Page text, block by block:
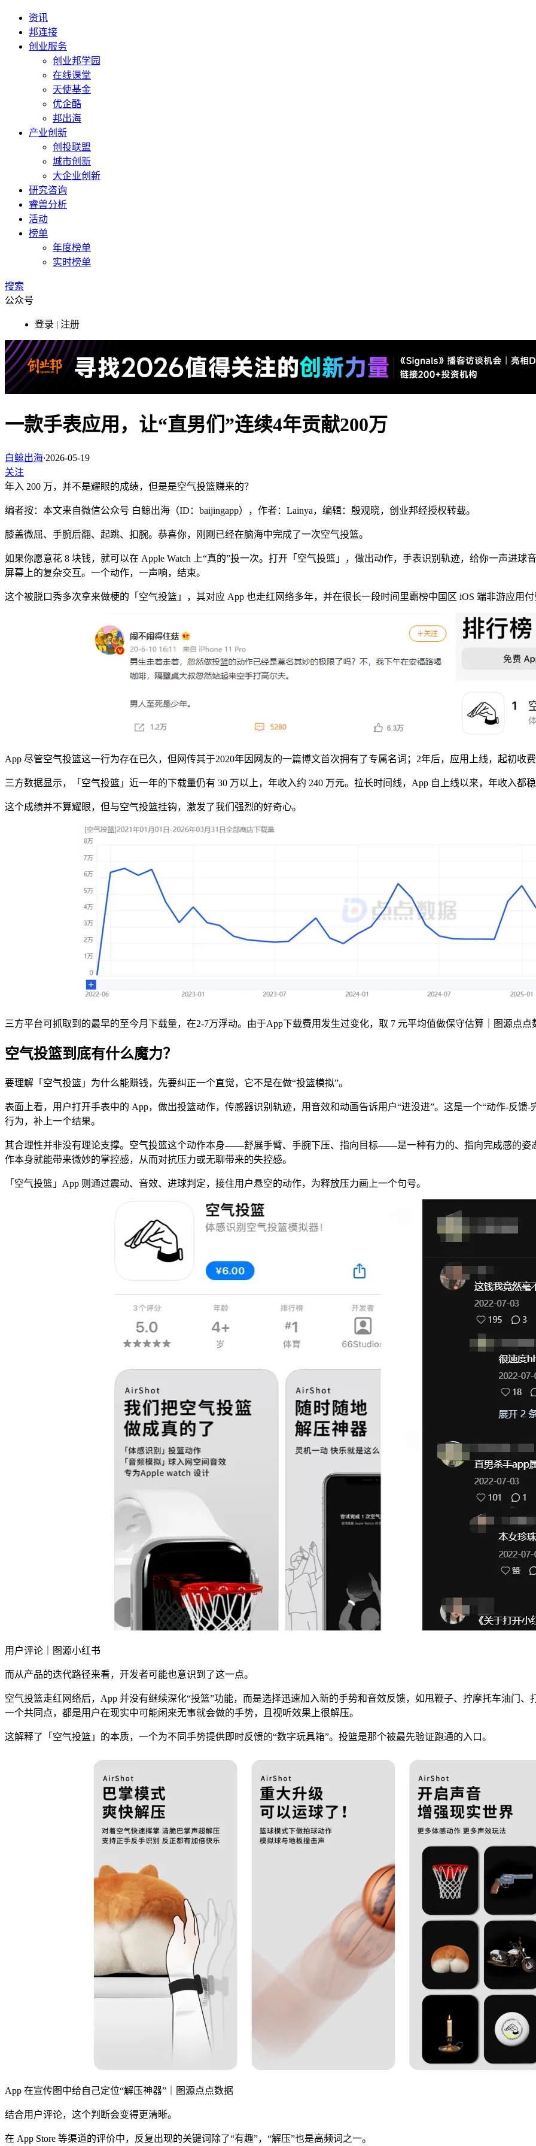
资讯
邦连接
创业服务
创业邦学园
在线课堂
天使基金
优企酷
邦出海
产业创新
创投联盟
城市创新
大企业创新
研究咨询
睿兽分析
活动
榜单
年度榜单
实时榜单
搜索
公众号
登录 | 注册
一款手表应用，让“直男们”连续4年贡献200万
白鲸出海·2026-05-19
关注
年入 200 万，并不是耀眼的成绩，但是是空气投篮赚来的？
编者按：本文来自微信公众号 白鲸出海（ID：baijingapp），作者：Lainya，编辑：殷观晓，创业邦经授权转载。
膝盖微屈、手腕后翻、起跳、扣腕。恭喜你，刚刚已经在脑海中完成了一次空气投篮。
如果你愿意花 8 块钱，就可以在 Apple Watch 上“真的”投一次。打开「空气投篮」，做出动作，手表识别轨迹，给你一声进
屏幕上的复杂交互。一个动作，一声响，结束。
这个被脱口秀多次拿来做梗的「空气投篮」，其对应 App 也走红网络多年，并在很长一段时间里霸榜中国区 iOS 端非游应用
App 尽管空气投篮这一行为存在已久，但网传其于2020年因网友的一篇博文首次拥有了专属名词； 2年后，应用上线，起初收
三方数据显示，「空气投篮」近一年的下载量仍有 30 万以上，年收入约 240 万元。拉长时间线，App 自上线以来，年收入都
这个成绩并不算耀眼，但与空气投篮挂钩，激发了我们强烈的好奇心。
三方平台可抓取到的最早的至今月下载量， 在2-7万浮动。由于App下载费用发生过变化， 取 7 元平均值做保守估算｜图源点点
空气投篮到底有什么魔力？
要理解「空气投篮」为什么能赚钱，先要纠正一个直觉，它不是在做“投篮模拟”。
表面上看，用户打开手表中的 App，做出投篮动作，传感器识别轨迹，用音效和动画告诉用户“进没进”。这是一个“动作-反馈
行为，补上一个结果。
其合理性并非没有理论支撑。空气投篮这个动作本身——舒展手臂、手腕下压、指向目标——是一种有力的、指向完成感的姿
作本身就能带来微妙的掌控感，从而对抗压力或无聊带来的失控感。
「空气投篮」App 则通过震动、音效、进球判定，接住用户悬空的动作，为释放压力画上一个句号。
用户评论｜图源小红书
而从产品的迭代路径来看，开发者可能也意识到了这一点。
空气投篮走红网络后，App 并没有继续深化“投篮”功能，而是选择迅速加入新的手势和音效反馈，如甩鞭子、拧摩托车油门
一个共同点，都是用户在现实中可能闲来无事就会做的手势，且视听效果上很解压。
这解释了「空气投篮」的本质，一个为不同手势提供即时反馈的“数字玩具箱”。投篮是那个被最先验证跑通的入口。
App 在宣传图中给自己定位“解压神器”｜图源点点数据
结合用户评论，这个判断会变得更清晰。
在 App Store 等渠道的评价中，反复出现的关键词除了“有趣”，“解压”也是高频词之一。